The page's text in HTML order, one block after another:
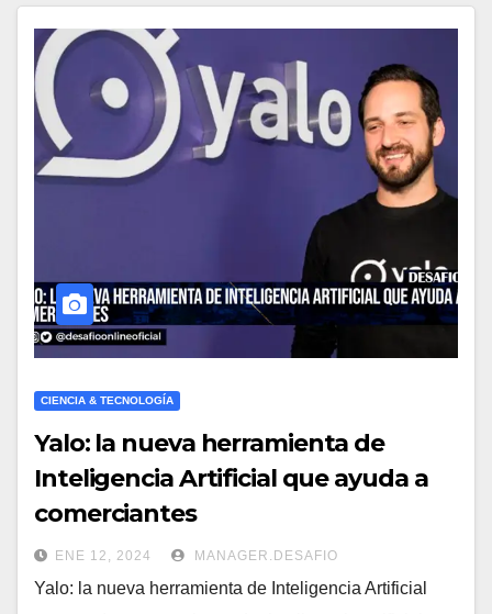
CIENCIA & TECNOLOGÍA
Yalo: la nueva herramienta de
Inteligencia Artificial que ayuda a
comerciantes
ENE 12, 2024 MANAGER.DESAFIO
Yalo: la nueva herramienta de Inteligencia Artificial